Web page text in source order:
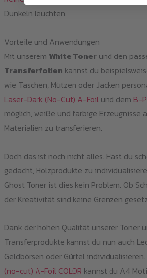
Dunkeln leuchten.
Vorteile und Anwendungen
Mit unserem White Tonerund den
Transferfolien kannst du
wie Taschen, Mützen oder Jacken
Laser-Dark (No-Cut) A-Foilund dem B-
möglich, weiße und farbige Erzeugnisse
Materialien zu transferieren.
Doch das ist noch nicht alles. Hast du
gedacht, Holzprodukte zu
Ghost Toner ist dies kein Problem. Ob
der Kreativität sind keine Grenzen
Dank der hohen Qualität unserer Toner
Transferprodukte kannst du nun auch
Geldbörsen oder Gürtel
(no-cut) A-Foil COLOR kannst du A4